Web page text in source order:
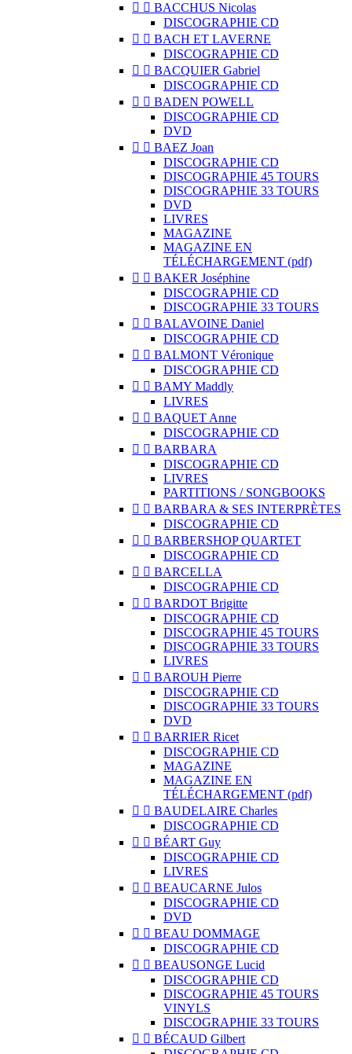
  BACCHUS Nicolas
DISCOGRAPHIE CD
  BACH ET LAVERNE
DISCOGRAPHIE CD
  BACQUIER Gabriel
DISCOGRAPHIE CD
  BADEN POWELL
DISCOGRAPHIE CD
DVD
  BAEZ Joan
DISCOGRAPHIE CD
DISCOGRAPHIE 45 TOURS
DISCOGRAPHIE 33 TOURS
DVD
LIVRES
MAGAZINE
MAGAZINE EN
TÉLÉCHARGEMENT (pdf)
  BAKER Joséphine
DISCOGRAPHIE CD
DISCOGRAPHIE 33 TOURS
  BALAVOINE Daniel
DISCOGRAPHIE CD
  BALMONT Véronique
DISCOGRAPHIE CD
  BAMY Maddly
LIVRES
  BAQUET Anne
DISCOGRAPHIE CD
  BARBARA
DISCOGRAPHIE CD
LIVRES
PARTITIONS / SONGBOOKS
  BARBARA & SES INTERPRÈTES
DISCOGRAPHIE CD
  BARBERSHOP QUARTET
DISCOGRAPHIE CD
  BARCELLA
DISCOGRAPHIE CD
  BARDOT Brigitte
DISCOGRAPHIE CD
DISCOGRAPHIE 45 TOURS
DISCOGRAPHIE 33 TOURS
LIVRES
  BAROUH Pierre
DISCOGRAPHIE CD
DISCOGRAPHIE 33 TOURS
DVD
  BARRIER Ricet
DISCOGRAPHIE CD
MAGAZINE
MAGAZINE EN
TÉLÉCHARGEMENT (pdf)
  BAUDELAIRE Charles
DISCOGRAPHIE CD
  BÉART Guy
DISCOGRAPHIE CD
LIVRES
  BEAUCARNE Julos
DISCOGRAPHIE CD
DVD
  BEAU DOMMAGE
DISCOGRAPHIE CD
  BEAUSONGE Lucid
DISCOGRAPHIE CD
DISCOGRAPHIE 45 TOURS
VINYLS
DISCOGRAPHIE 33 TOURS
  BÉCAUD Gilbert